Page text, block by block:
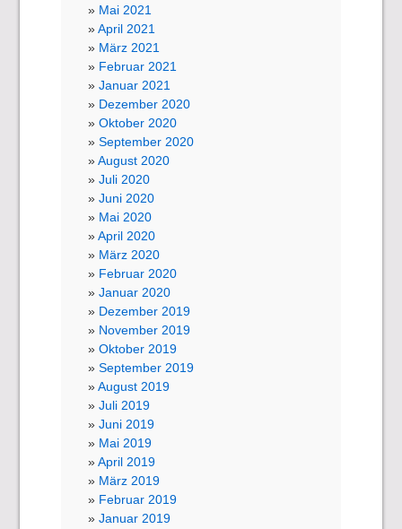
Mai 2021
April 2021
März 2021
Februar 2021
Januar 2021
Dezember 2020
Oktober 2020
September 2020
August 2020
Juli 2020
Juni 2020
Mai 2020
April 2020
März 2020
Februar 2020
Januar 2020
Dezember 2019
November 2019
Oktober 2019
September 2019
August 2019
Juli 2019
Juni 2019
Mai 2019
April 2019
März 2019
Februar 2019
Januar 2019